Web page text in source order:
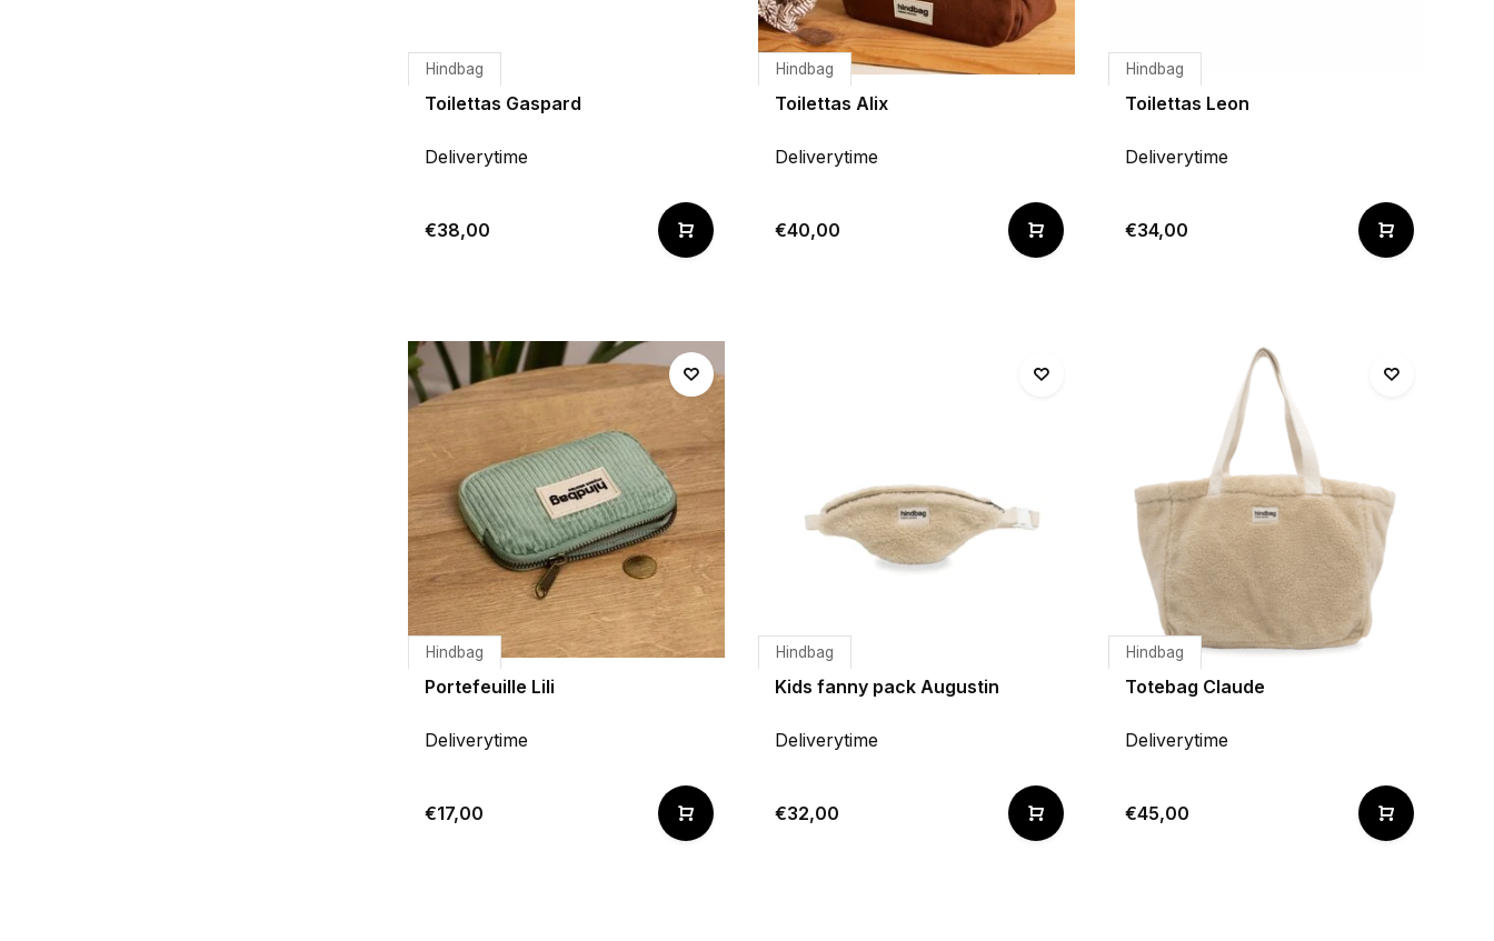
Hindbag
Toilettas Gaspard
Deliverytime
€38,00
Hindbag
Toilettas Alix
Deliverytime
€40,00
Hindbag
Toilettas Leon
Deliverytime
€34,00
Hindbag
Portefeuille Lili
Deliverytime
€17,00
Hindbag
Kids fanny pack Augustin
Deliverytime
€32,00
Hindbag
Totebag Claude
Deliverytime
€45,00